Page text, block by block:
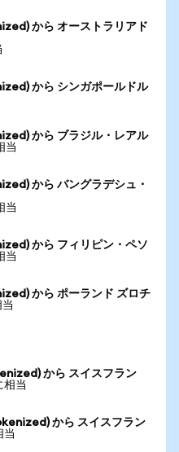
から オーストラリアド
から シンガポールドル
から ブラジル・レアル
当
から バングラデシュ・
当
から フィリピン・ペソ
当
から ポーランド ズロチ
から スイスフラン
相当
から スイスフラン
当